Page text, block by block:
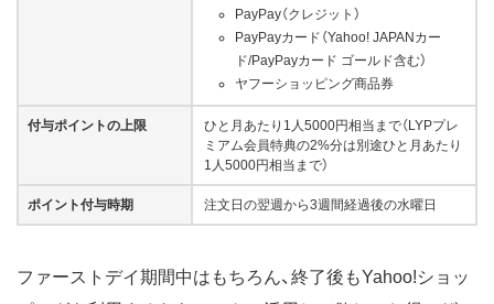
PayPay（クレジット）
PayPayカード（Yahoo! JAPANカー
ド/PayPayカード ゴールド含む）
ヤフーショッピング商品券
付与ポイントの上限
ひと月あたり1人5000円相当まで（LYPプレ
ミアム会員特典の2%分は別途ひと月あたり
1人5000円相当まで）
ポイント付与時期 注文日の翌週から3週間経過後の水曜日
ファーストデイ期間中はもちろん、終了後もYahoo!ショッ